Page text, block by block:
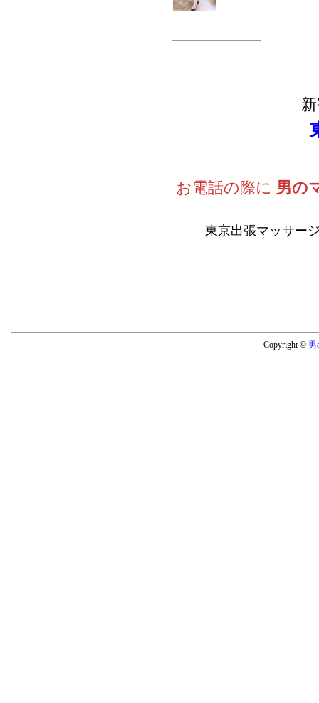
お電話の際に 男の
東京出張マッサー
Copyright © 男